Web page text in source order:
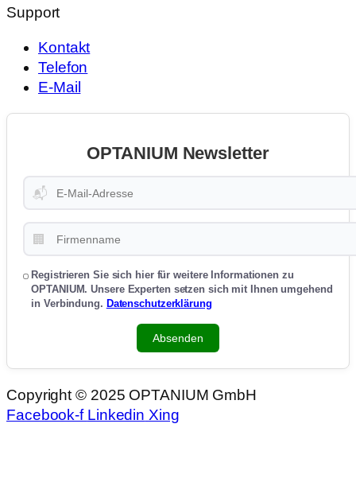
Support
Kontakt
Telefon
E-Mail
OPTANIUM Newsletter
📬
🏢
Registrieren Sie sich hier für weitere Informationen zu
OPTANIUM. Unsere Experten setzen sich mit Ihnen umgehend
in Verbindung. Datenschutzerklärung
Absenden
Copyright © 2025 OPTANIUM GmbH
Facebook-f Linkedin Xing